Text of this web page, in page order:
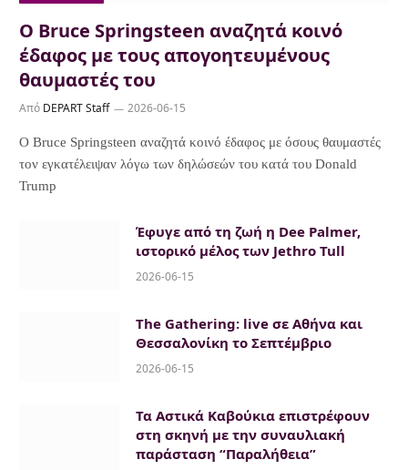
Ο Bruce Springsteen αναζητά κοινό
έδαφος με τους απογοητευμένους
θαυμαστές του
Από DEPART Staff 2026-06-15
Ο Bruce Springsteen αναζητά κοινό έδαφος με όσους θαυμαστές
τον εγκατέλειψαν λόγω των δηλώσεών του κατά του Donald
Trump
Έφυγε από τη ζωή η Dee Palmer,
ιστορικό μέλος των Jethro Tull
2026-06-15
The Gathering: live σε Αθήνα και
Θεσσαλονίκη το Σεπτέμβριο
2026-06-15
Τα Αστικά Καβούκια επιστρέφουν
στη σκηνή με την συναυλιακή
παράσταση “Παραλήθεια”